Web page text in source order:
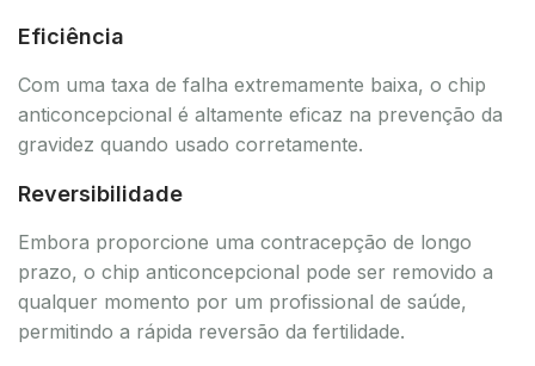
Eficiência
Com uma taxa de falha extremamente baixa, o chip
anticoncepcional é altamente eficaz na prevenção da
gravidez quando usado corretamente.
Reversibilidade
Embora proporcione uma contracepção de longo
prazo, o chip anticoncepcional pode ser removido a
qualquer momento por um profissional de saúde,
permitindo a rápida reversão da fertilidade.